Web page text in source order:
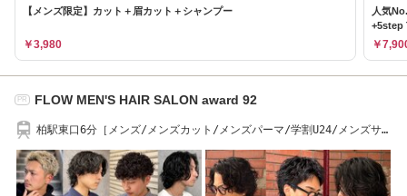
【メンズ限定】カット＋眉カット＋シャンプー
￥3,980
人気
￥
PR FLOW MEN'S HAIR SALON award 92
柏駅東口6分［メンズ/メンズカット/メンズパーマ/学割U24/メンズサロ